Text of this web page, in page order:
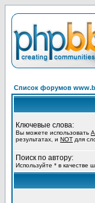
Список форумов
Ключевые слова:
Вы можете использовать
результатах, и NOT для
Поиск по автору:
Используйте * в качестве